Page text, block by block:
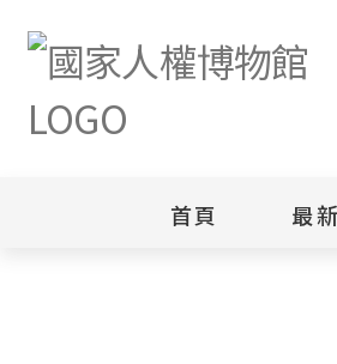
首頁 最
最新消息 人權館駐